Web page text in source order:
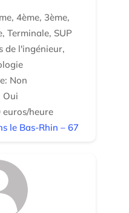
4ème, 3ème,
Terminale, SUP
de l'ingénieur,
Non
Oui
heure
le Bas-Rhin – 67